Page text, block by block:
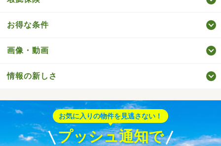
お得な条件
画像・動画
情報の新しさ
お気に入りの物件を見逃さない！
プッシュ通知で